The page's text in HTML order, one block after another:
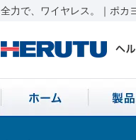
全力で、ワイヤレス。｜ポカ